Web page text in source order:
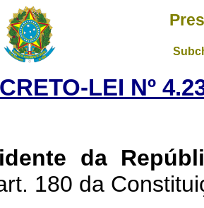
LEI Nº
da
180 da